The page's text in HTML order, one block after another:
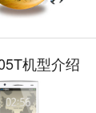
机型介绍